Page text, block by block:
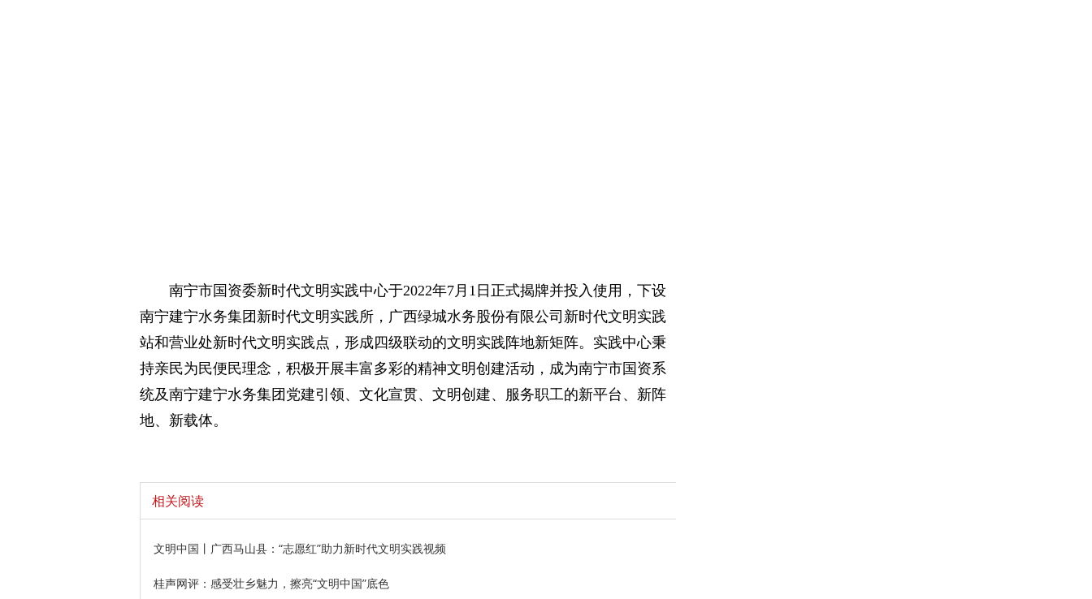
南宁市国资委新时代文明实践中心于2022年7月1日正式揭牌并投入使用，下设
南宁建宁水务集团新时代文明实践所，广西绿城水务股份有限公司新时代文明实践
站和营业处新时代文明实践点，形成四级联动的文明实践阵地新矩阵。实践中心秉
持亲民为民便民理念，积极开展丰富多彩的精神文明创建活动，成为南宁市国资系
统及南宁建宁水务集团党建引领、文化宣贯、文明创建、服务职工的新平台、新阵
地、新载体。
相关阅读
文明中国丨广西马山县：“志愿红”助力新时代文明实践视频
桂声网评：感受壮乡魅力，擦亮“文明中国”底色